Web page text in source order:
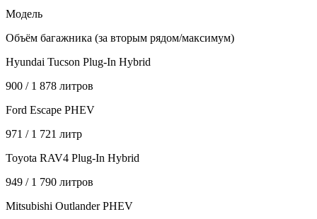
Модель
Объём багажника (за вторым рядом/максимум)
Hyundai Tucson Plug-In Hybrid
900 / 1 878 литров
Ford Escape PHEV
971 / 1 721 литр
Toyota RAV4 Plug-In Hybrid
949 / 1 790 литров
Mitsubishi Outlander PHEV